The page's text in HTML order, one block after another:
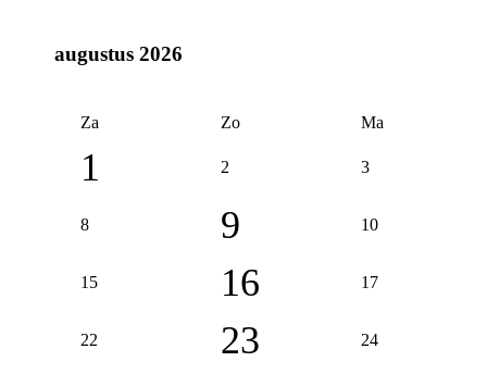
augustus 2026
Za Zo Ma
1 2 3
8 9 10
15 16 17
22 23 24